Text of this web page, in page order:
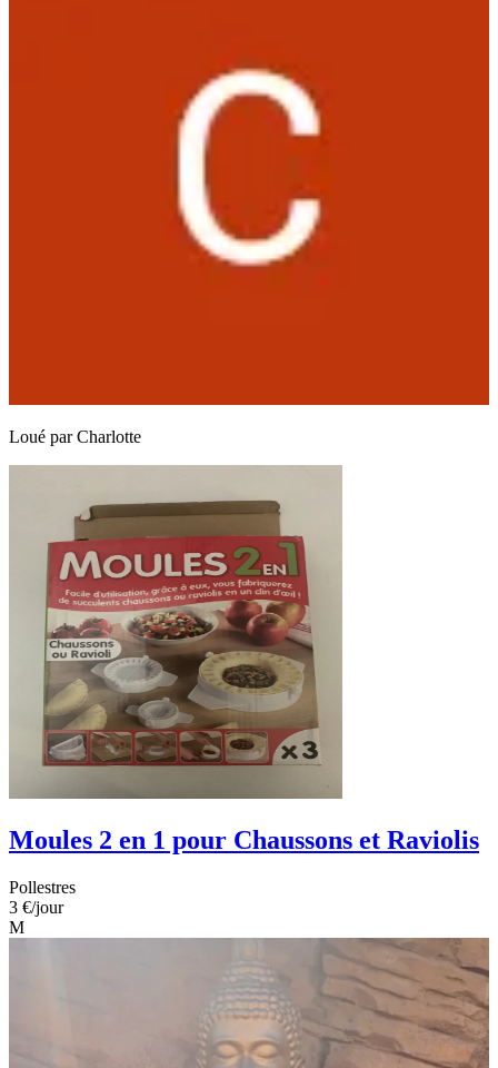
Loué parCharlotte
Moules 2 en 1 pour Chaussons et Raviolis
Pollestres
3 €/jour
M